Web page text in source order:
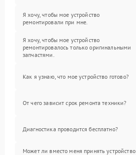
Я хочу, чтобы мое устройство
ремонтировали при мне.
Я хочу, чтобы мое устройство
ремонтировалось только оригинальными
запчастями.
Как я узнаю, что мое устройство готово?
От чего зависит срок ремонта техники?
Диагностика проводится бесплатно?
Может ли вместо меня принять устройство